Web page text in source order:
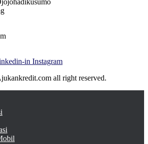
in Instagram
all right reserved.